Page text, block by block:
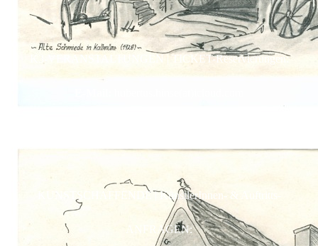
K3-VERANSTALTUNGEN | TICKET-Reservierungen:
KUNSTSCHAFFENDE | KünstlerInnen- & Auftritts-
ANFRAGEN: